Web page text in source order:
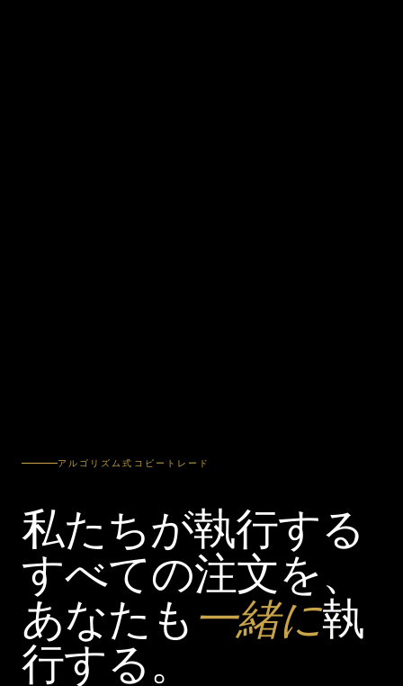
アルゴリズム式コピートレード
私たちが執行する
すべての注文を、
あなたも 一緒に執
行する。